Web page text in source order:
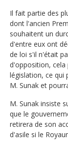
Il fait partie des
dont l'ancien
souhaitent un
d'entre eux ont
de loi s'il n'était
d'opposition,
législation, ce qui
M. Sunak et
M. Sunak insiste
que le
retirera de son
d'asile si le